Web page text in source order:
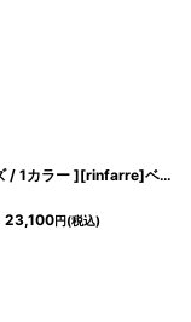
[ S-Lサイズ / 1カラー ][rinfarre]ベージュ・リボンショルダー・スクエアネック・フレア・Aライン・ミディアムドレス・ワンピース[黒木麗奈着用][送料無料]
23,100円(税込)